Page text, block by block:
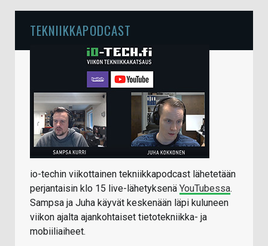
TEKNIIKKAPODCAST
io-techin viikottainen tekniikkapodcast lähetetään
perjantaisin klo 15 live-lähetyksenä YouTubessa.
Sampsa ja Juha käyvät keskenään läpi kuluneen
viikon ajalta ajankohtaiset tietotekniikka- ja
mobiiliaiheet.